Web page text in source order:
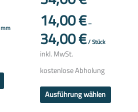
mm 14,00€–
34,00€/Stück
inkl. MwSt.
kostenlose Abholung
Ausführung wählen